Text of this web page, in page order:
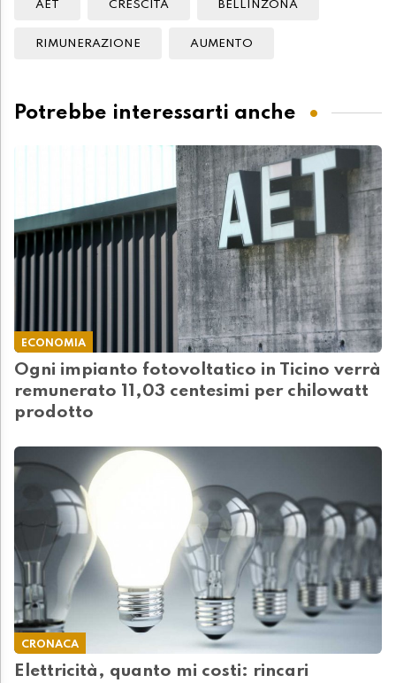
AET CRESCITA BELLINZONA
RIMUNERAZIONE AUMENTO
Potrebbe interessarti anche
ECONOMIA
Ogni impianto fotovoltatico in Ticino verrà
remunerato 11,03 centesimi per chilowatt
prodotto
CRONACA
Elettricità, quanto mi costi: rincari